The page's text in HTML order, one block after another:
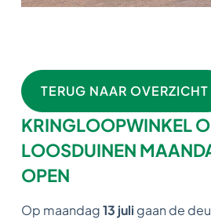
TERUG NAAR OVERZICHT
KRINGLOOPWINKEL
LOOSDUINEN
OPEN
Op maandag13 juli gaan de